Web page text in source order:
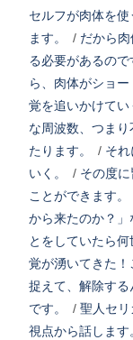
セルフが肉体を
ます。
/ だから
る必要があるので
ら、肉体がショー
覚を追いかけて
な周波数、つま
たります。
/ そ
いく。
/ その度
ことができます。
から来たのか？」
とをしていたら何
覚が湧いてきた
捉えて、解除する
です。
/ 聖人セ
視点から話します